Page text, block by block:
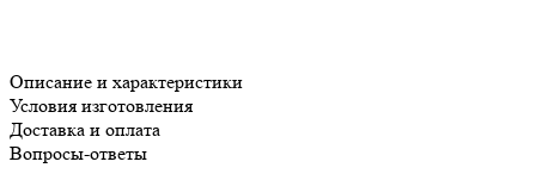
Описание и характеристики
Условия изготовления
Доставка и оплата
Вопросы-ответы